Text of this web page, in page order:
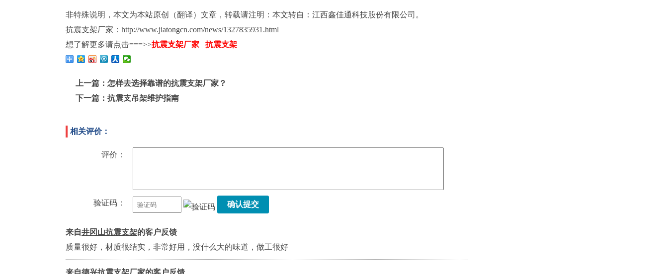
非特殊说明，本文为本站原创（翻译）文章，转载请注明：本文转自：江西鑫佳通科技股份有限公司。
抗震支架厂家：http://www.jiatongcn.com/news/1327835931.html
想了解更多请点击===>>抗震支架厂家 抗震支架
上一篇： 怎样去选择靠谱的抗震支架厂家？
下一篇： 抗震支吊架维护指南
相关评价：
评价：
验证码： 确认提交
来自井冈山抗震支架的客户反馈
质量很好，材质很结实，非常好用，没什么大的味道，做工很好